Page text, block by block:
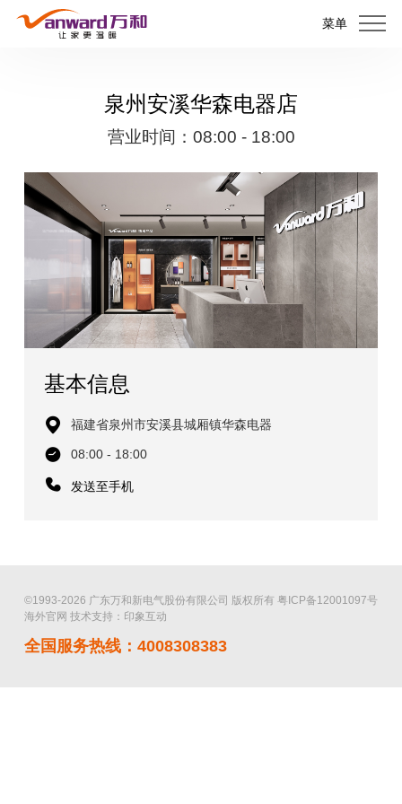
菜单
泉州安溪华森电器店
营业时间：08:00 - 18:00
基本信息
福建省泉州市安溪县城厢镇华森电器
08:00 - 18:00
发送至手机
©1993-2026 广东万和新电气股份有限公司 版权所有 粤ICP备12001097号
海外官网 技术支持：印象互动
全国服务热线：4008308383